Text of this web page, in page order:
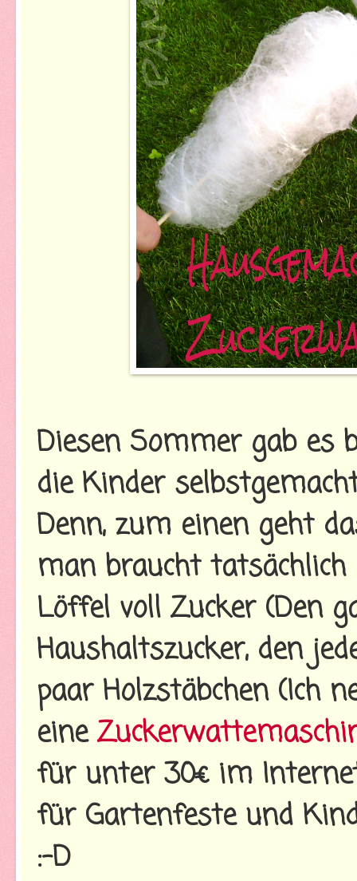
Diesen Sommer gab
die Kinder
Denn, zum einen geht
man braucht
Löffel voll Zucker (Den
Haushaltszucker, den
paar Holzstäbchen (Ich
eine
für unter 30€ im
für Gartenfeste und
:-D